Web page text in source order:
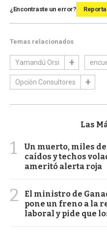
¿Encontraste un error?
Temas relacionados
Yamandú Orsi
Opción Consultores
Las
1
Un muerto, miles
caídos y techos
ameritó alerta roja
2
El ministro de
pone un freno a la
laboral y pide que